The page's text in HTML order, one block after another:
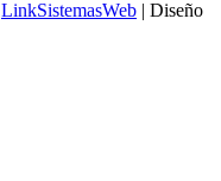
LinkSistemasWeb | Diseño